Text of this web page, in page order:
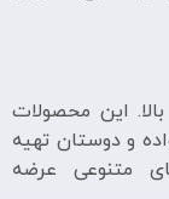
به بالا. این محصولات
و دوستان تهیه
متنوعی عرضه